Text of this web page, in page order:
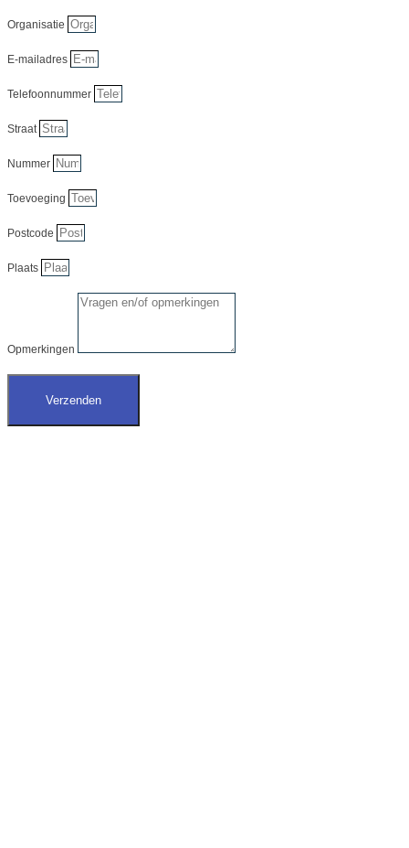
Organisatie
E-mailadres
Telefoonnummer
Straat
Nummer
Toevoeging
Postcode
Plaats
Opmerkingen
Verzenden